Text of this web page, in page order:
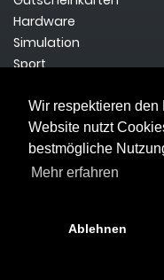
Wir respektieren
Website nutzt
bestmögliche
Mehr erfahren
Ablehnen
Hardware
Simulation
Sport
Survival
Rechtliches
Impressum